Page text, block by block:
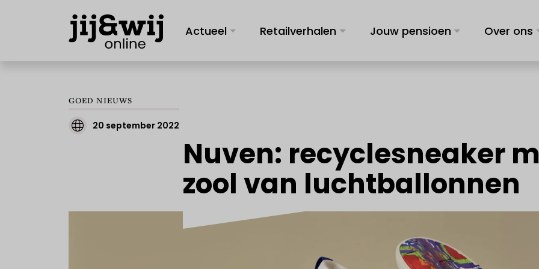
Actueel Retailverhalen Jouw pensioen Over ons
GOED NIEUWS
20 september 2022
Nuven: recyclesneaker
zool van luchtballonnen